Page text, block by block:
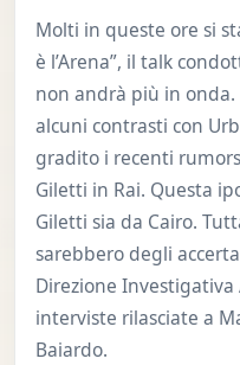
Molti in queste ore si
è l’Arena”, il talk
non andrà più in
alcuni contrasti con
gradito i recenti
Giletti in Rai. Questa
Giletti sia da Cairo.
sarebbero degli
Direzione
interviste rilasciate a
Baiardo.